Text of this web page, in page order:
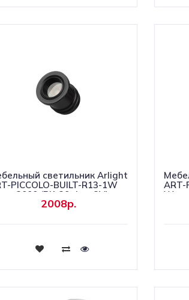
светильник Arlight
PICCOLO-BUILT-R13-1W
(BK, 30 deg, 3V)
Металл) 061671
2008р.
Купить
ART-